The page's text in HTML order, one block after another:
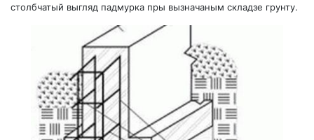
столбчатый выгляд падмурка пры вызначаным складзе грунту.